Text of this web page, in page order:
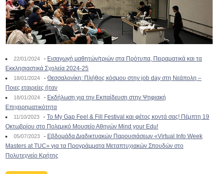
22/01/2024 - Εισαγωγή μαθητών/τριών στα Πρότυπα, Πειραματικά και τα
Εκκλησιαστικά Σχολεία 2024-25
18/01/2024 -Θεσσαλονίκη: Πλήθος κόσμου στην job day στη Νεάπολη –
Ποιες εταιρείες ήταν
18/01/2024 - Εκδήλωση για την Εκπαίδευση στην Ψηφιακή
Επιχειρηματικότητα
11/10/2023 -To My Gap Feel & Fill Festival και φέτος κοντά σας! Πέμπτη 19
Οκτωβρίου στο Πολεμικό Μουσείο Αθηνών Mind your Edu!
05/07/2023 - Εβδομάδα Διαδικτυακών Παρουσιάσεων «Virtual Info Week
Masters at TUC» για τα Προγράμματα Μεταπτυχιακών Σπουδών στο
Πολυτεχνείο Κρήτης